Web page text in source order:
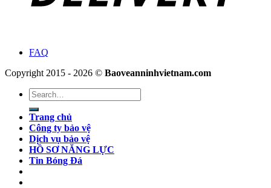
FAQ
Copyright 2015 - 2026 © Baoveanninhvietnam.com
Search
for:
Trang chủ
Công ty bảo vệ
Dịch vụ bảo vệ
HỒ SƠ NĂNG LỰC
Tin Bóng Đá